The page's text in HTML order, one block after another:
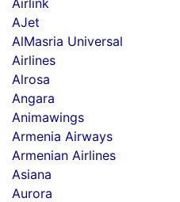
Airlink
AJet
AlMasria Universal
Airlines
Alrosa
Angara
Animawings
Armenia Airways
Armenian Airlines
Asiana
Aurora